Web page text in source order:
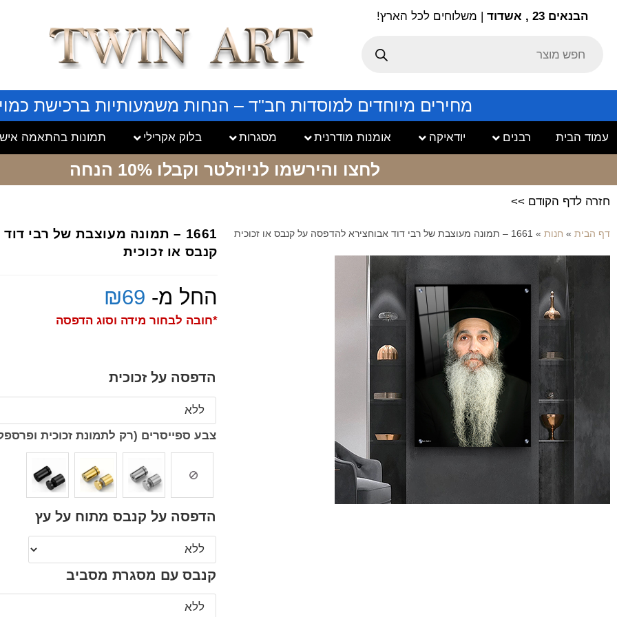
הבנאים 23 , אשדוד | משלוחים לכל הארץ!
מחירים מיוחדים למוסדות חב"ד – הנחות משמעותיות ברכישת
עמוד הבית רבנים יודאיקה אומנות מודרנית מסגרות בלוק אקרילי תמונות בהתאמה
לחצו והירשמו לניוזלטר וקבלו 10% הנחה
חזרה לדף הקודם >>
דף הבית » חנות » 1661 – תמונה מעוצבת של רבי דוד אבוחצירא להדפסה על קנבס או זכוכית
1661 – תמונה מעוצבת של רבי
קנבס או זכוכית
החל מ- ₪69
*חובה לבחור מידה וסוג הדפסה
הדפסה על זכוכית
צבע ספייסרים (רק לתמונת זכוכית
הדפסה על קנבס מתוח על עץ
קנבס עם מסגרת מסביב